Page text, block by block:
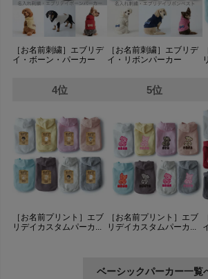
［お名前刺繍］エブリデ
イ・ボーン・パーカー
［お名前刺繍］エブリデ
イ・リボンパーカー
4位
［お名前プリント］エブ
リデイカスタムパーカ...
5位
［お名前プリント］エブ
リデイカスタムパーカ...
ベーシックパーカー一覧